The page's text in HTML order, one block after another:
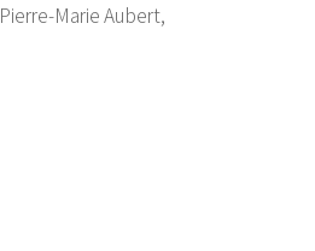
Pierre-Marie Aubert,